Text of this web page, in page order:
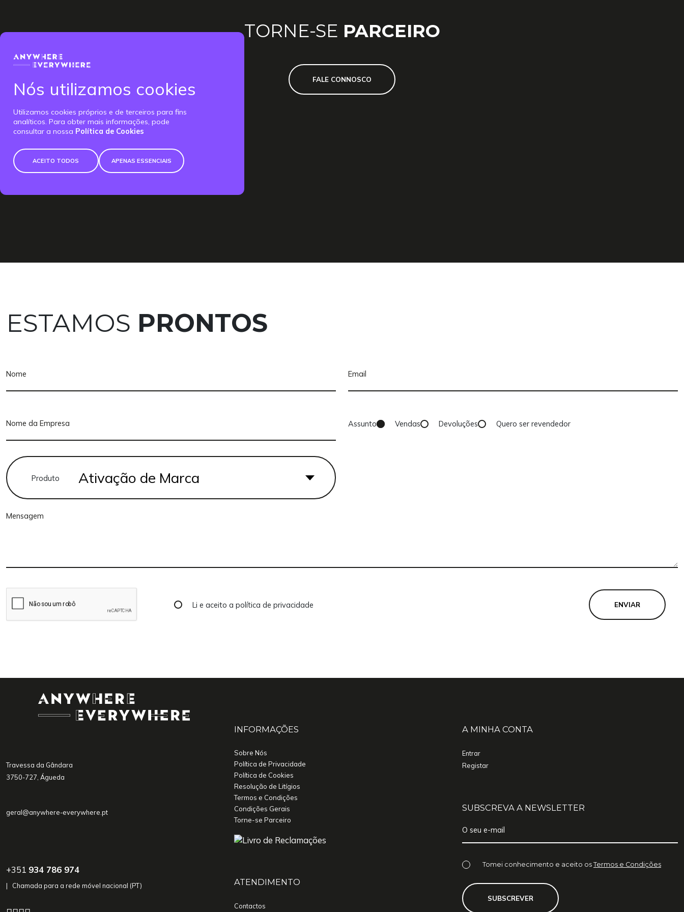
TORNE-SE PARCEIRO
FALE CONNOSCO
ESTAMOS PRONTOS
Assunto Vendas Devoluções Quero ser revendedor
Produto
Li e aceito a política de privacidade ENVIAR
Travessa da Gândara
3750-727, Águeda
geral@anywhere-everywhere.pt
+351 934 786 974
| Chamada para a rede móvel nacional (PT)
INFORMAÇÕES
Sobre Nós
Política de Privacidade
Política de Cookies
Resolução de Litígios
Termos e Condições
Condições Gerais
Torne-se Parceiro
ATENDIMENTO
Contactos
A MINHA CONTA
Entrar
Registar
SUBSCREVA A NEWSLETTER
Tomei conhecimento e aceito os Termos e Condições
SUBSCREVER
Nós utilizamos cookies
analíticos. Para obter mais informações, pode
consultar a nossaPolítica de Cookies
ACEITO TODOS